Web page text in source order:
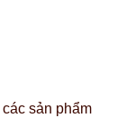
sản phẩm